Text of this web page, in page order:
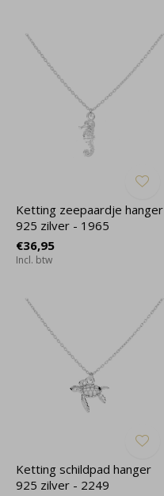
Ketting zeepaardje hanger
925 zilver - 1965
€36,95
Incl. btw
Ketting schildpad hanger
925 zilver - 2249